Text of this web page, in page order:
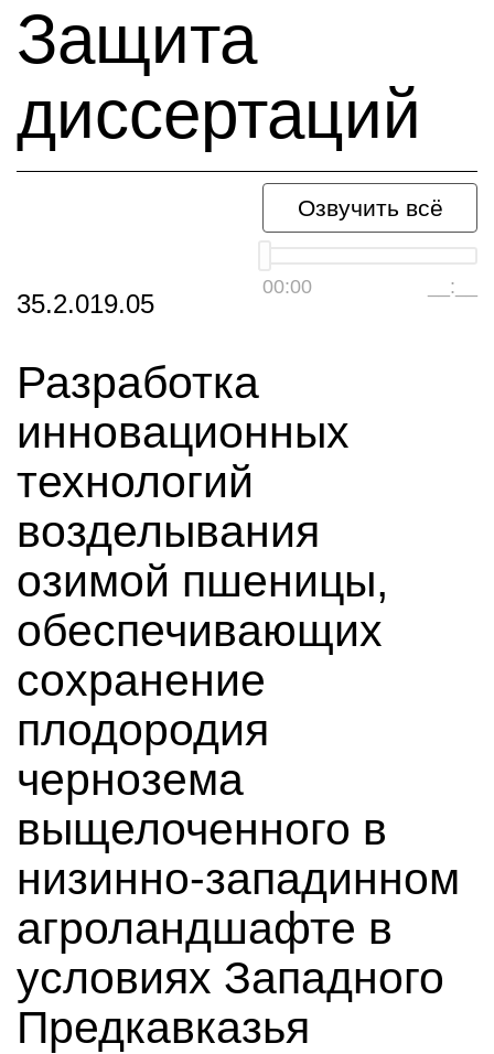
Защита
диссертаций
Озвучить всё
00:00 __:__
35.2.019.05
Разработка
инновационных
технологий
возделывания
озимой пшеницы,
обеспечивающих
сохранение
плодородия
чернозема
выщелоченного в
низинно-западинном
агроландшафте в
условиях Западного
Предкавказья